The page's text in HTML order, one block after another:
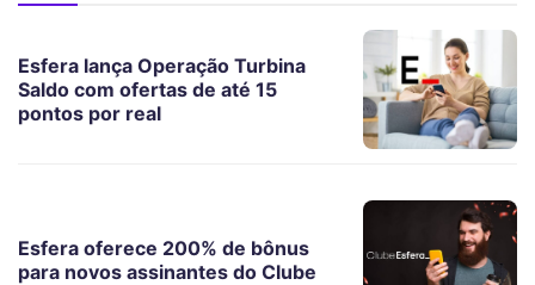
Esfera lança Operação Turbina
Saldo com ofertas de até 15
pontos por real
Esfera oferece 200% de bônus
para novos assinantes do Clube